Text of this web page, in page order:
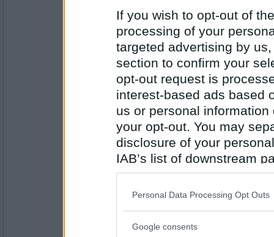
If you wish to opt-out of
processing of your
targeted advertising by
section to confirm your
opt-out request is
interest-based ads based
us or personal
your opt-out. You may
disclosure of your
IAB’s list of downstream
also be disclosed by us
Downstream Participants
Please note that this
Personal Data Processing Opt Outs
Google consents
Antall innlegg:
2947
Cygnus
44845
Belfast
Charlotte Amalie